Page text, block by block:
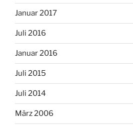
Januar 2017
Juli 2016
Januar 2016
Juli 2015
Juli 2014
März 2006